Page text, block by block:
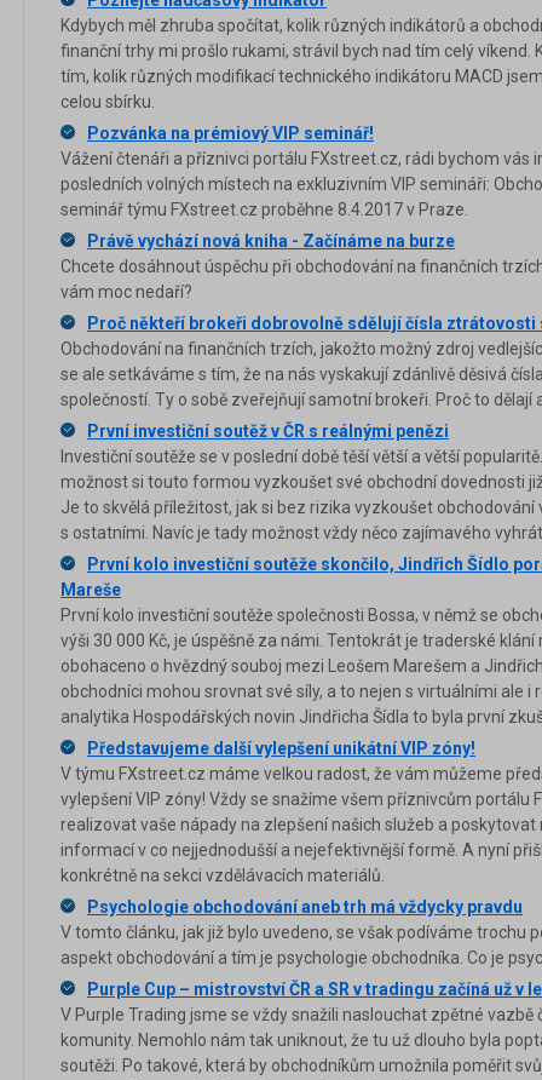
Kdybych měl zhruba spočítat, kolik různých indikátorů a
finanční trhy mi prošlo rukami, strávil bych nad tím celý víkend.
tím, kolik různých modifikací technického indikátoru MACD
celou sbírku.
Pozvánka na prémiový VIP seminář!
Vážení čtenáři a příznivci portálu FXstreet.cz, rádi bychom vás
posledních volných místech na exkluzivním VIP semináři:
seminář týmu FXstreet.cz proběhne 8.4.2017 v Praze.
Právě vychází nová kniha - Začínáme na burze
Chcete dosáhnout úspěchu při obchodování na finančních
vám moc nedaří?
Proč někteří brokeři dobrovolně sdělují čísla ztrátovosti
Obchodování na finančních trzích, jakožto možný zdroj
se ale setkáváme s tím, že na nás vyskakují zdánlivě děsivá
společností. Ty o sobě zveřejňují samotní brokeři. Proč to dělají
První investiční soutěž v ČR s reálnými penězi
Investiční soutěže se v poslední době těší větší a větší
možnost si touto formou vyzkoušet své obchodní dovednosti
Je to skvělá příležitost, jak si bez rizika vyzkoušet
s ostatními. Navíc je tady možnost vždy něco zajímavého
První kolo investiční soutěže skončilo, Jindřich Šídlo
Mareše
První kolo investiční soutěže společnosti Bossa, v němž se
výši 30 000 Kč, je úspěšně za námi. Tentokrát je traderské
obohaceno o hvězdný souboj mezi Leošem Marešem a
obchodníci mohou srovnat své síly, a to nejen s virtuálními ale i
analytika Hospodářských novin Jindřicha Šídla to byla první
Představujeme další vylepšení unikátní VIP zóny!
V týmu FXstreet.cz máme velkou radost, že vám můžeme
vylepšení VIP zóny! Vždy se snažíme všem příznivcům portálu
realizovat vaše nápady na zlepšení našich služeb a
informací v co nejjednodušší a nejefektivnější formě. A nyní
konkrétně na sekci vzdělávacích materiálů.
Psychologie obchodování aneb trh má vždycky pravdu
V tomto článku, jak již bylo uvedeno, se však podíváme trochu
aspekt obchodování a tím je psychologie obchodníka. Co je
Purple Cup – mistrovství ČR a SR v tradingu začíná už v
V Purple Trading jsme se vždy snažili naslouchat zpětné
komunity. Nemohlo nám tak uniknout, že tu už dlouho byla
soutěži. Po takové, která by obchodníkům umožnila poměřit